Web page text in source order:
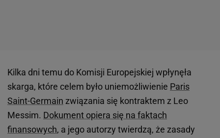
Kilka dni temu do Komisji Europejskiej wpłynęła
skarga, które celem było uniemożliwienie Paris
Saint-Germain związania się kontraktem z Leo
Messim. Dokument opiera się na faktach
finansowych, a jego autorzy twierdzą, że zasady